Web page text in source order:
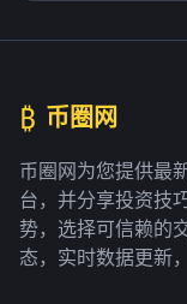
₿ 币圈网
币圈网为您提供最
台，并分享投资技
势，选择可信赖的
态，实时数据更新